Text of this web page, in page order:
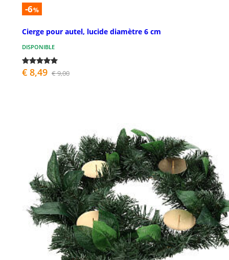
-6%
Cierge pour autel, lucide diamètre 6 cm
DISPONIBLE
€ 8,49 € 9,00